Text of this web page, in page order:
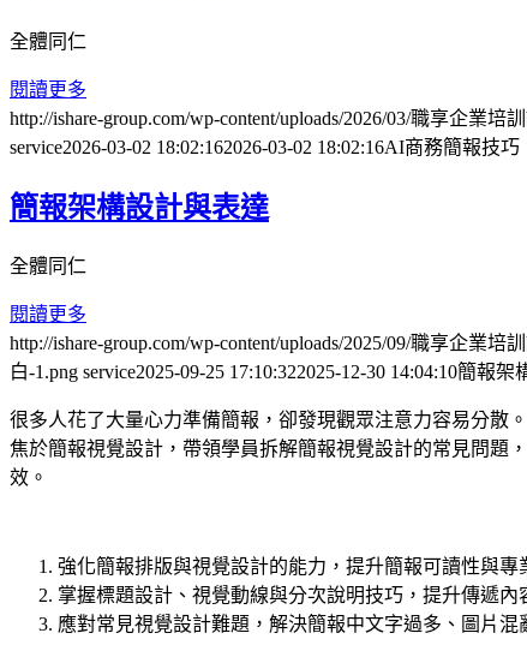
全體同仁
閱讀更多
http://ishare-group.com/wp-content/uploads/2026/03/職享企業
service2026-03-02 18:02:162026-03-02 18:02:16AI商務簡報技巧
簡報架構設計與表達
全體同仁
閱讀更多
http://ishare-group.com/wp-content/uploads/2025/09/職享企業
白-1.png service2025-09-25 17:10:322025-12-30 14:04:10簡報架
很多人花了大量心力準備簡報，卻發現觀眾注意力容易分散
焦於簡報視覺設計，帶領學員拆解簡報視覺設計的常見問題
效。
強化簡報排版與視覺設計的能力，提升簡報可讀性與專
掌握標題設計、視覺動線與分次說明技巧，提升傳遞內
應對常見視覺設計難題，解決簡報中文字過多、圖片混